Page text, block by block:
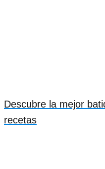
Descubre la mejor
recetas